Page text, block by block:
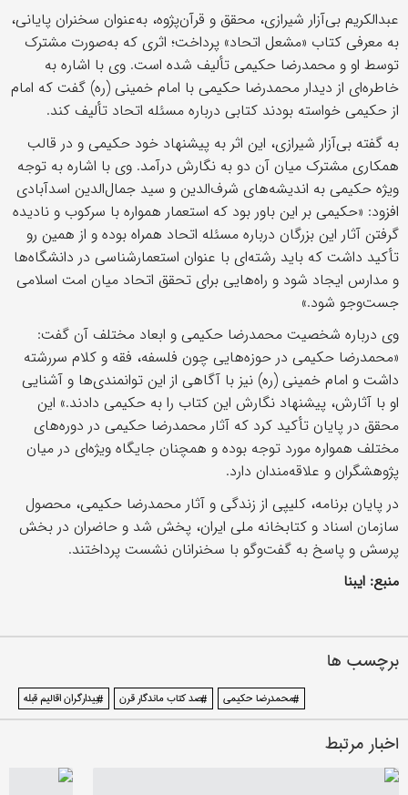
عبدالکریم بی‌آزار شیرازی، محقق و قرآن‌پژوه، به‌عنوان سخنران پایانی،
به معرفی کتاب «مشعل اتحاد» پرداخت؛ اثری که به‌صورت مشترک
توسط او و محمدرضا حکیمی تألیف شده است. وی با اشاره به
خاطره‌ای از دیدار محمدرضا حکیمی با امام خمینی (ره) گفت که امام
از حکیمی خواسته بودند کتابی درباره مسئله اتحاد تألیف کند.
به گفته بی‌آزار شیرازی، این اثر به پیشنهاد خود حکیمی و در قالب
همکاری مشترک میان آن دو به نگارش درآمد. وی با اشاره به توجه
ویژه حکیمی به اندیشه‌های شرف‌الدین و سید جمال‌الدین اسدآبادی
افزود: «حکیمی بر این باور بود که استعمار همواره با سرکوب و نادیده
گرفتن آثار این بزرگان درباره مسئله اتحاد همراه بوده و از همین رو
تأکید داشت که باید رشته‌ای با عنوان استعمارشناسی در دانشگاه‌ها
و مدارس ایجاد شود و راه‌هایی برای تحقق اتحاد میان امت اسلامی
جست‌وجو شود.»
وی درباره شخصیت محمدرضا حکیمی و ابعاد مختلف آن گفت:
«محمدرضا حکیمی در حوزه‌هایی چون فلسفه، فقه و کلام سررشته
داشت و امام خمینی (ره) نیز با آگاهی از این توانمندی‌ها و آشنایی
او با آثارش، پیشنهاد نگارش این کتاب را به حکیمی دادند.» این
محقق در پایان تأکید کرد که آثار محمدرضا حکیمی در دوره‌های
مختلف همواره مورد توجه بوده و همچنان جایگاه ویژه‌ای در میان
پژوهشگران و علاقه‌مندان دارد.
در پایان برنامه، کلیپی از زندگی و آثار محمدرضا حکیمی، محصول
سازمان اسناد و کتابخانه ملی ایران، پخش شد و حاضران در بخش
پرسش و پاسخ به گفت‌وگو با سخنرانان نشست پرداختند.
منبع: ایبنا
برچسب ها
#محمدرضا حکیمی #صد کتاب ماندگار قرن #بیدارگران اقالیم قبله
اخبار مرتبط